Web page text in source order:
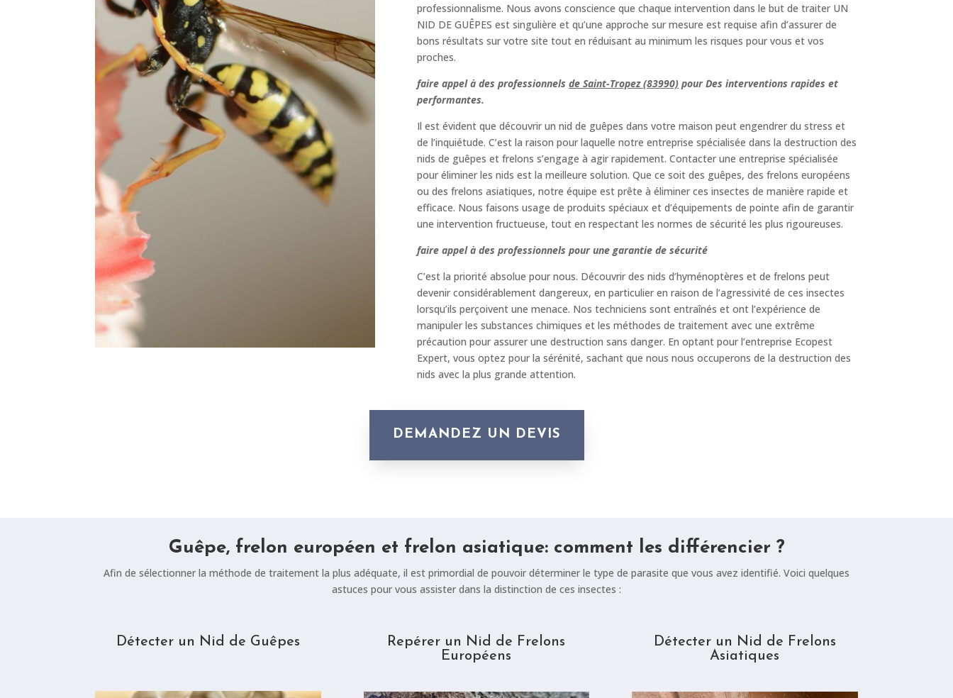
professionnalisme. Nous avons conscience que chaque intervention dans le but de traiter UN
NID DE GUÊPES est singulière et qu’une approche sur mesure est requise afin d’assurer de
bons résultats sur votre site tout en réduisant au minimum les risques pour vous et vos
proches.
faire appel à des professionnelsde Saint-Tropez (83990) pour Des interventions rapides et
performantes.
Il est évident que découvrir un nid de guêpes dans votre maison peut engendrer du stress et
de l’inquiétude. C’est la raison pour laquelle notre entreprise spécialisée dans la destruction des
nids de guêpes et frelons s’engage à agir rapidement. Contacter une entreprise spécialisée
pour éliminer les nids est la meilleure solution. Que ce soit des guêpes, des frelons européens
ou des frelons asiatiques, notre équipe est prête à éliminer ces insectes de manière rapide et
efficace. Nous faisons usage de produits spéciaux et d’équipements de pointe afin de garantir
une intervention fructueuse, tout en respectant les normes de sécurité les plus rigoureuses.
faire appel à des professionnels pour une garantie de sécurité
C’est la priorité absolue pour nous. Découvrir des nids d’hyménoptères et de frelons peut
devenir considérablement dangereux, en particulier en raison de l’agressivité de ces insectes
lorsqu’ils perçoivent une menace. Nos techniciens sont entraînés et ont l’expérience de
manipuler les substances chimiques et les méthodes de traitement avec une extrême
précaution pour assurer une destruction sans danger. En optant pour l’entreprise Ecopest
Expert, vous optez pour la sérénité, sachant que nous nous occuperons de la destruction des
nids avec la plus grande attention.
DEMANDEZ UN DEVIS
Guêpe, frelon européen et frelon asiatique: comment les différencier ?
Afin de sélectionner la méthode de traitement la plus adéquate, il est primordial de pouvoir déterminer le type de parasite que vous avez identifié. Voici quelques
astuces pour vous assister dans la distinction de ces insectes :
Détecter un Nid de Guêpes
Repérer un Nid de Frelons
Européens
Détecter un Nid de Frelons
Asiatiques